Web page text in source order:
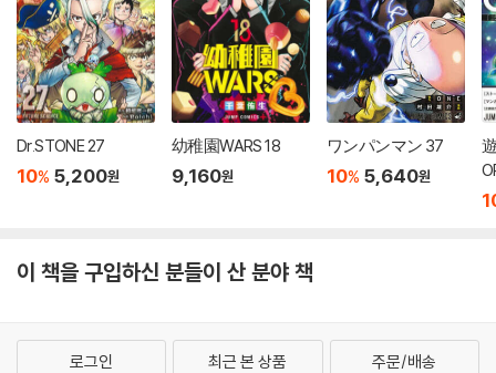
Dr.STONE 27
10% 5,200원
幼稚園WARS 18
9,160원
ワンパンマン 37
10% 5,640원
이 책을 구입하신 분들이 산 분야 책
로그인 최근 본 상품 주문/배송